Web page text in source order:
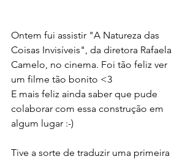
Ontem fui assistir "A Natureza das
Coisas Invisíveis", da diretora Rafaela
Camelo, no cinema. Foi tão feliz ver
um filme tão bonito <3
E mais feliz ainda saber que pude
colaborar com essa construção em
algum lugar :-)
Tive a sorte de traduzir uma primeira